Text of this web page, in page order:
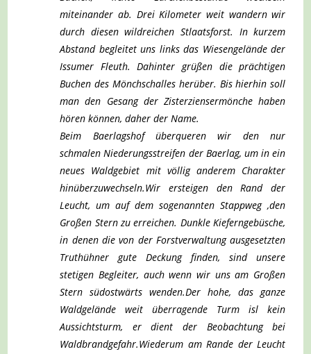
miteinander ab. Drei Kilometer weit wandern wir
durch diesen wildreichen Stlaatsforst. In kurzem
Abstand begleitet uns links das Wiesengelände der
Issumer Fleuth. Dahinter grüßen die prächtigen
Buchen des Mönchschalles herüber. Bis hierhin soll
man den Gesang der Zisterziensermönche haben
hören können, daher der Name.
Beim Baerlagshof überqueren wir den nur
schmalen Niederungsstreifen der Baerlag, um in ein
neues Waldgebiet mit völlig anderem Charakter
hinüberzuwechseln.Wir ersteigen den Rand der
Leucht, um auf dem sogenannten Stappweg ,den
Großen Stern zu erreichen. Dunkle Kieferngebüsche,
in denen die von der Forstverwaltung ausgesetzten
Truthühner gute Deckung finden, sind unsere
stetigen Begleiter, auch wenn wir uns am Großen
Stern südostwärts wenden.Der hohe, das ganze
Waldgelände weit überragende Turm isl kein
Aussichtsturm, er dient der Beobachtung bei
Waldbrandgefahr.Wiederum am Rande der Leucht